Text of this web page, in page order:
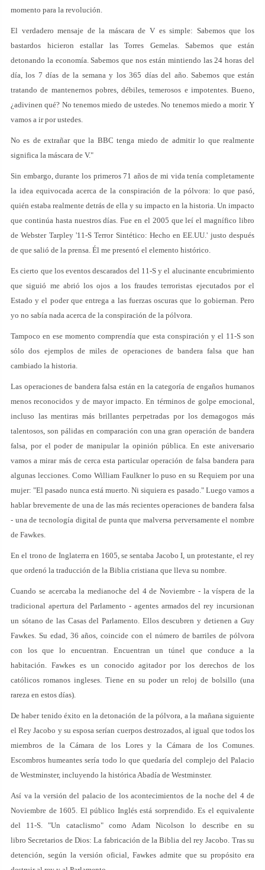
momento para la revolución.
El verdadero mensaje de la máscara de V es simple: Sabemos que los
bastardos hicieron estallar las Torres Gemelas. Sabemos que están
detonando la economía. Sabemos que nos están mintiendo las 24 horas del
día, los 7 días de la semana y los 365 días del año. Sabemos que están
tratando de mantenernos pobres, débiles, temerosos e impotentes. Bueno,
¿adivinen qué? No tenemos miedo de ustedes. No tenemos miedo a morir. Y
vamos a ir por ustedes.
No es de extrañar que la BBC tenga miedo de admitir lo que realmente
significa la máscara de V."
Sin embargo, durante los primeros 71 años de mi vida tenía completamente
la idea equivocada acerca de la conspiración de la pólvora: lo que pasó,
quién estaba realmente detrás de ella y su impacto en la historia. Un impacto
que continúa hasta nuestros días. Fue en el 2005 que leí el magnífico libro
de Webster Tarpley '11-S Terror Sintético: Hecho en EE.UU.' justo después
de que salió de la prensa. Él me presentó el elemento histórico.
Es cierto que los eventos descarados del 11-S y el alucinante encubrimiento
que siguió me abrió los ojos a los fraudes terroristas ejecutados por el
Estado y el poder que entrega a las fuerzas oscuras que lo gobiernan. Pero
yo no sabía nada acerca de la conspiración de la pólvora.
Tampoco en ese momento comprendía que esta conspiración y el 11-S son
sólo dos ejemplos de miles de operaciones de bandera falsa que han
cambiado la historia.
Las operaciones de bandera falsa están en la categoría de engaños humanos
menos reconocidos y de mayor impacto. En términos de golpe emocional,
incluso las mentiras más brillantes perpetradas por los demagogos más
talentosos, son pálidas en comparación con una gran operación de bandera
falsa, por el poder de manipular la opinión pública. En este aniversario
vamos a mirar más de cerca esta particular operación de falsa bandera para
algunas lecciones. Como William Faulkner lo puso en su Requiem por una
mujer: "El pasado nunca está muerto. Ni siquiera es pasado." Luego vamos a
hablar brevemente de una de las más recientes operaciones de bandera falsa
- una de tecnología digital de punta que malversa perversamente el nombre
de Fawkes.
En el trono de Inglaterra en 1605, se sentaba Jacobo I, un protestante, el rey
que ordenó la traducción de la Biblia cristiana que lleva su nombre.
Cuando se acercaba la medianoche del 4 de Noviembre - la víspera de la
tradicional apertura del Parlamento - agentes armados del rey incursionan
un sótano de las Casas del Parlamento. Ellos descubren y detienen a Guy
Fawkes. Su edad, 36 años, coincide con el número de barriles de pólvora
con los que lo encuentran. Encuentran un túnel que conduce a la
habitación. Fawkes es un conocido agitador por los derechos de los
católicos romanos ingleses. Tiene en su poder un reloj de bolsillo (una
rareza en estos días).
De haber tenido éxito en la detonación de la pólvora, a la mañana siguiente
el Rey Jacobo y su esposa serían cuerpos destrozados, al igual que todos los
miembros de la Cámara de los Lores y la Cámara de los Comunes.
Escombros humeantes sería todo lo que quedaría del complejo del Palacio
de Westminster, incluyendo la histórica Abadía de Westminster.
Así va la versión del palacio de los acontecimientos de la noche del 4 de
Noviembre de 1605. El público Inglés está sorprendido. Es el equivalente
del 11-S. "Un cataclismo" como Adam Nicolson lo describe en su
libro Secretarios de Dios: La fabricación de la Biblia del rey Jacobo. Tras su
detención, según la versión oficial, Fawkes admite que su propósito era